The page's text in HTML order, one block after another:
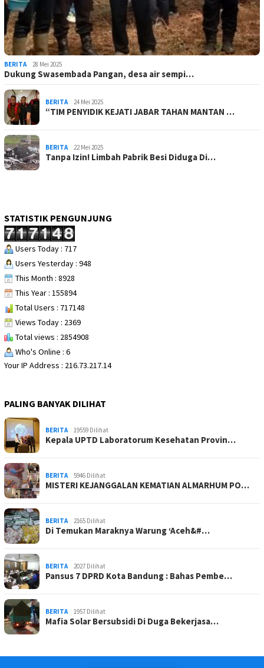
BERITA 28 Mei 2025
Dukung Swasembada Pangan, desa air sempi…
BERITA 24 Mei 2025
“TIM PENYIDIK KEJATI JABAR TAHAN MANTAN …
BERITA 22 Mei 2025
Tanpa Izin! Limbah Pabrik Besi Diduga Di…
STATISTIK PENGUNJUNG
Users Today : 717
Users Yesterday : 948
This Month : 8928
This Year : 155894
Total Users : 717148
Views Today : 2369
Total views : 2854908
Who's Online : 6
Your IP Address : 216.73.217.14
PALING BANYAK DILIHAT
BERITA 19559 Dilihat
Kepala UPTD Laboratorum Kesehatan Provin…
BERITA 5946 Dilihat
MISTERI KEJANGGALAN KEMATIAN ALMARHUM PO…
BERITA 2165 Dilihat
Di Temukan Maraknya Warung ‘Aceh&#…
BERITA 2027 Dilihat
Pansus 7 DPRD Kota Bandung : Bahas Pembe…
BERITA 1957 Dilihat
Mafia Solar Bersubsidi Di Duga Bekerjasa…